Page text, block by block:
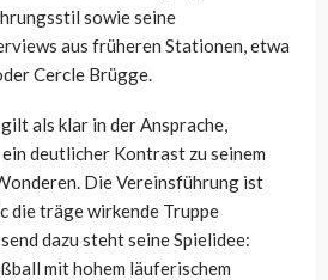
sowie seine
aus früheren Stationen, etwa
Cercle Brügge.
als klar in der Ansprache,
deutlicher Kontrast zu seinem
Die Vereinsführung ist
die träge wirkende Truppe
dazu steht seine Spielidee:
mit hohem läuferischem